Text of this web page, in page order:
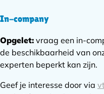
In-company
Opgelet: vraag een in-
de beschikbaarheid van
experten beperkt kan zijn.
Geef je interesse door via